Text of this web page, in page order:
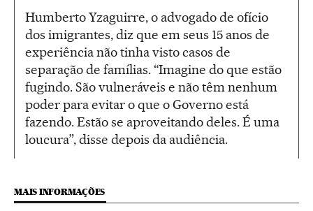
Humberto Yzaguirre, o advogado de ofício
dos imigrantes, diz que em seus 15 anos de
experiência não tinha visto casos de
separação de famílias. “Imagine do que estão
fugindo. São vulneráveis e não têm nenhum
poder para evitar o que o Governo está
fazendo. Estão se aproveitando deles. É uma
loucura”, disse depois da audiência.
MAIS INFORMAÇÕES